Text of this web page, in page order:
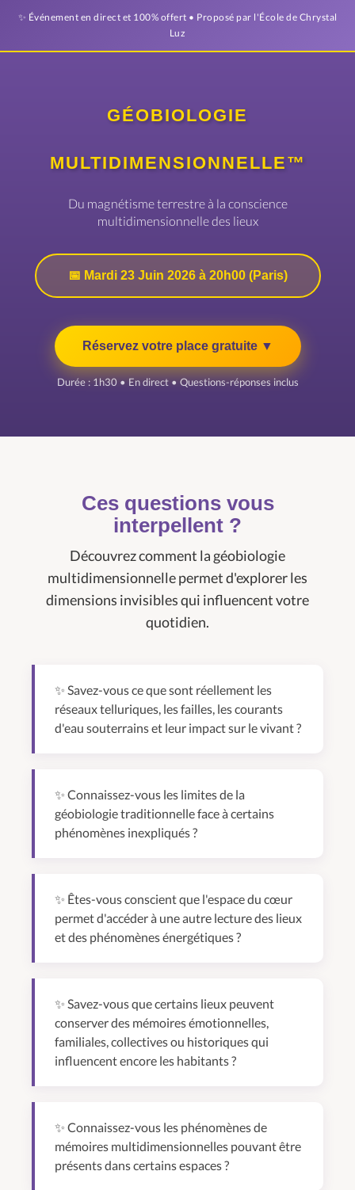
✨ Événement en direct et 100% offert • Proposé par l'École de Chrystal
Luz
GÉOBIOLOGIE
MULTIDIMENSIONNELLE™
Du magnétisme terrestre à la conscience
multidimensionnelle des lieux
📅 Mardi 23 Juin 2026 à 20h00 (Paris)
Réservez votre place gratuite ▼
Durée : 1h30 • En direct • Questions-réponses inclus
Ces questions vous
interpellent ?
Découvrez comment la géobiologie
multidimensionnelle permet d'explorer les
dimensions invisibles qui influencent votre
quotidien.
✨ Savez-vous ce que sont réellement les
réseaux telluriques, les failles, les courants
d'eau souterrains et leur impact sur le vivant ?
✨ Connaissez-vous les limites de la
géobiologie traditionnelle face à certains
phénomènes inexpliqués ?
✨ Êtes-vous conscient que l'espace du cœur
permet d'accéder à une autre lecture des lieux
et des phénomènes énergétiques ?
✨ Savez-vous que certains lieux peuvent
conserver des mémoires émotionnelles,
familiales, collectives ou historiques qui
influencent encore les habitants ?
✨ Connaissez-vous les phénomènes de
mémoires multidimensionnelles pouvant être
présents dans certains espaces ?